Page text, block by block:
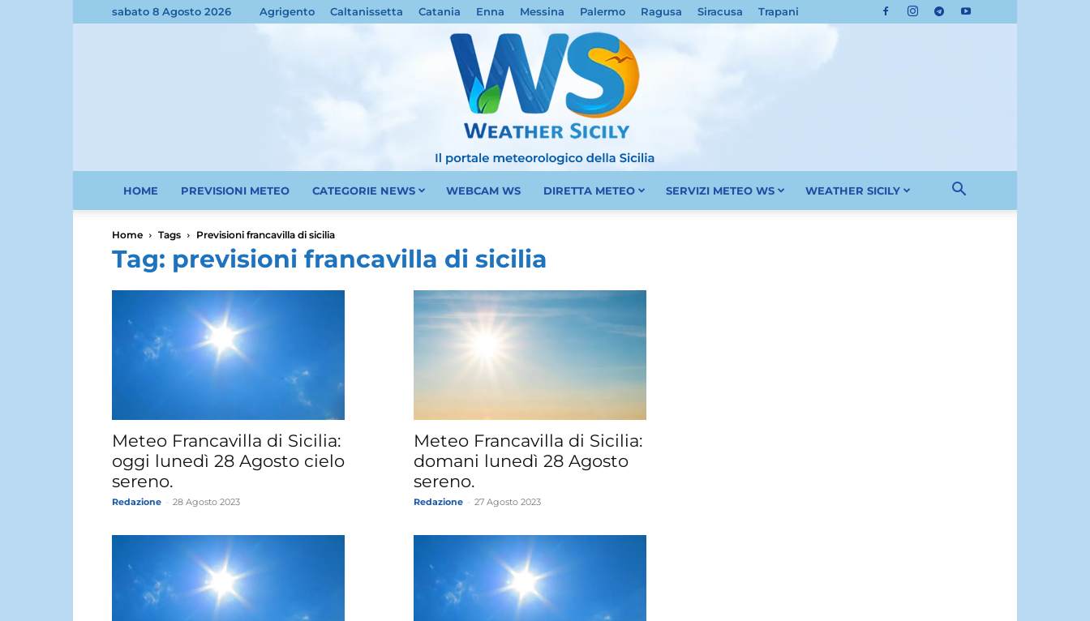
sabato 8 Agosto 2026 Agrigento Caltanissetta Catania Enna Messina Palermo Ragusa Siracusa Trapani
»
Weather
HOME PREVISIONI METEO CATEGORIE NEWS WEBCAM WS DIRETTA METEO SERVIZI METEO WS WEATHER SICILY
Home Tags Previsioni francavilla di sicilia
Tag: previsioni francavilla di sicilia
Meteo Francavilla di Sicilia:
oggi lunedì 28 Agosto cielo
sereno.
Redazione 28 Agosto 2023
Meteo Francavilla di Sicilia:
domani lunedì 28 Agosto
sereno.
Redazione 27 Agosto 2023